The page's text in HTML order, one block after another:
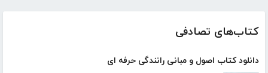
کتاب‌های تصادفی
دانلود کتاب اصول و مبانی رانندگی حرفه ای